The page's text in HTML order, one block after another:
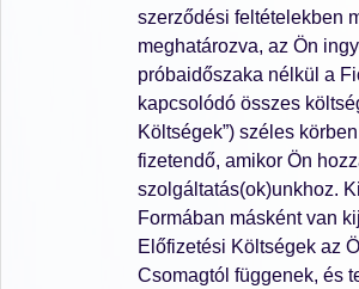
szerződési feltételekben
meghatározva, az Ön
próbaidőszaka nélkül a
kapcsolódó összes
Költségek”) széles
fizetendő, amikor Ön
szolgáltatás(ok)unkhoz.
Formában másként van
Előfizetési Költségek az
Csomagtól függenek, és